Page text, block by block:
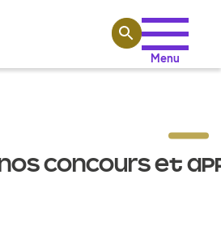
Menu
NOS CONCOURS ET